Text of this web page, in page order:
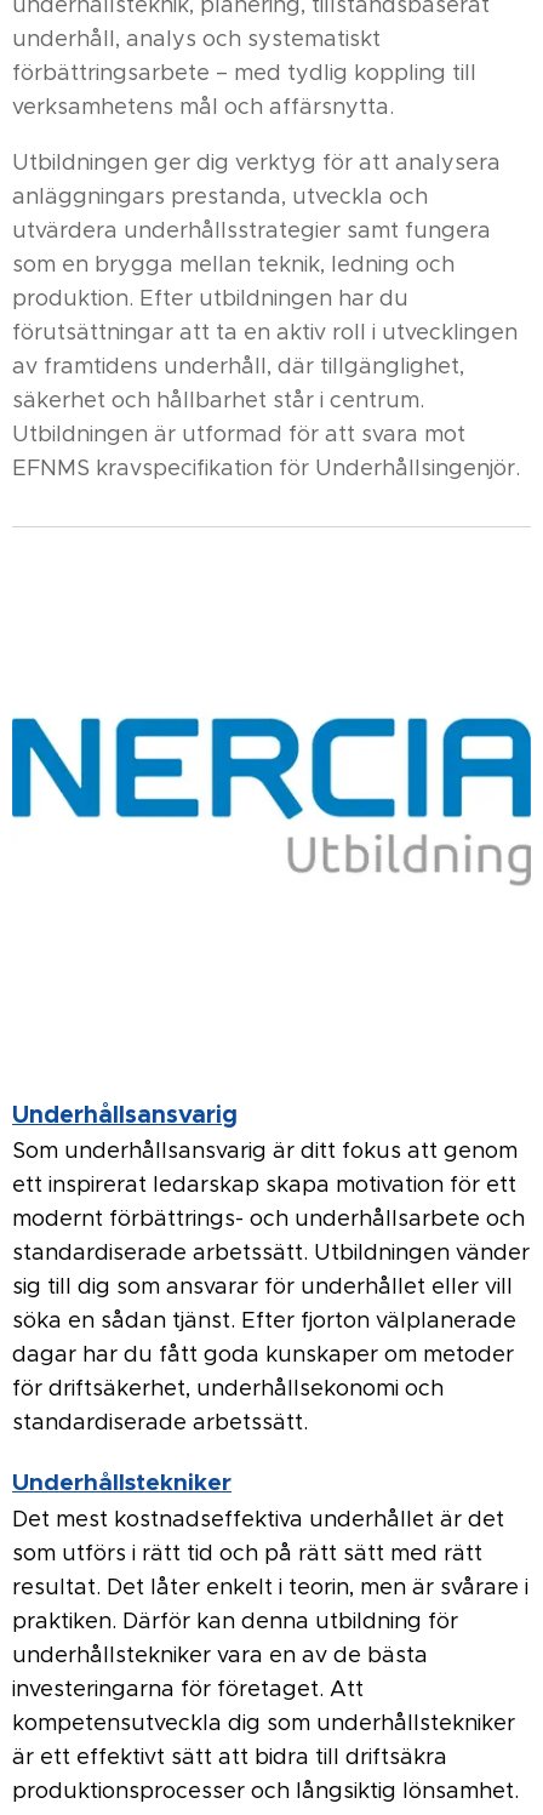
underhåll, analys och systematiskt
förbättringsarbete – med tydlig koppling till
verksamhetens mål och affärsnytta.
Utbildningen ger dig verktyg för att analysera
anläggningars prestanda, utveckla och
utvärdera underhållsstrategier samt fungera
som en brygga mellan teknik, ledning och
produktion. Efter utbildningen har du
förutsättningar att ta en aktiv roll i utvecklingen
av framtidens underhåll, där tillgänglighet,
säkerhet och hållbarhet står i centrum.
Utbildningen är utformad för att svara mot
EFNMS kravspecifikation för Underhållsingenjör.
Underhållsansvarig
Som underhållsansvarig är ditt fokus att genom
ett inspirerat ledarskap skapa motivation för ett
modernt förbättrings- och underhållsarbete och
standardiserade arbetssätt. Utbildningen vänder
sig till dig som ansvarar för underhållet eller vill
söka en sådan tjänst. Efter fjorton välplanerade
dagar har du fått goda kunskaper om metoder
för driftsäkerhet, underhållsekonomi och
standardiserade arbetssätt.
Underhållstekniker
Det mest kostnadseffektiva underhållet är det
som utförs i rätt tid och på rätt sätt med rätt
resultat. Det låter enkelt i teorin, men är svårare i
praktiken. Därför kan denna utbildning för
underhållstekniker vara en av de bästa
investeringarna för företaget. Att
kompetensutveckla dig som underhållstekniker
är ett effektivt sätt att bidra till driftsäkra
produktionsprocesser och långsiktig lönsamhet.